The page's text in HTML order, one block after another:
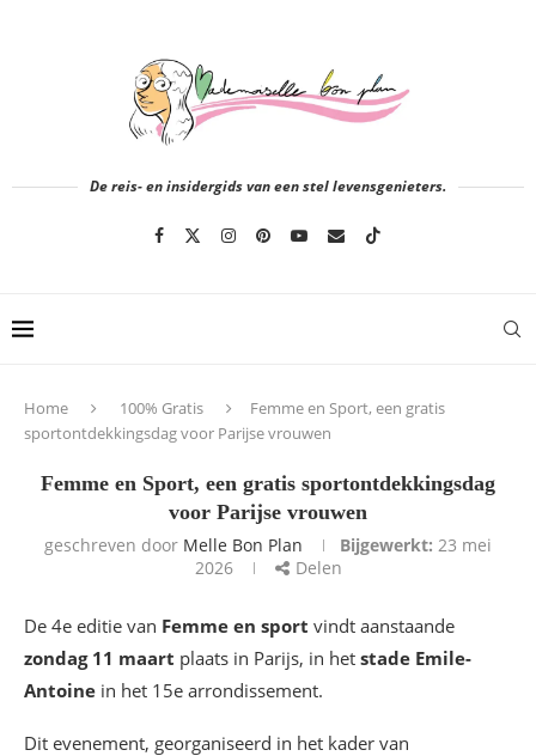
De reis- en insidergids van een stel levensgenieters.
Home 100% Gratis
Femme en Sport, een gratis
sportontdekkingsdag voor Parijse vrouwen
Femme en Sport, een gratis sportontdekkingsdag
voor Parijse vrouwen
geschreven door Melle Bon Plan Bijgewerkt: 23 mei
2026
Delen
De 4e editie van Femme en sport vindt aanstaande
zondag 11 maart plaats in Parijs, in het stade Emile-
Antoine in het 15e arrondissement.
Dit evenement, georganiseerd in het kader van